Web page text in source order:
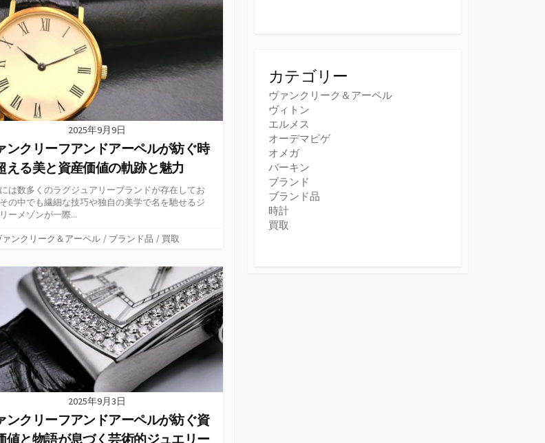
2025年9月9日
ンクリーフアンドアーペルが紡ぐ時
える美と資産価値の軌跡と魅力
は数多くのラグジュアリーブランドが存在してお
の中でも繊細な技巧や独自の美学で名を馳せるジ
ーメゾンが一際...
ァンクリーク＆アーペル / ブランド品 / 買取
2025年9月3日
ンクリーフアンドアーペルが紡ぐ資
値と物語が息づく芸術的ジュエリー
カテゴリー
ヴァンクリーク＆アーペル
ヴィトン
エルメス
オーデマピゲ
オメガ
バーキン
ブランド
ブランド品
時計
買取